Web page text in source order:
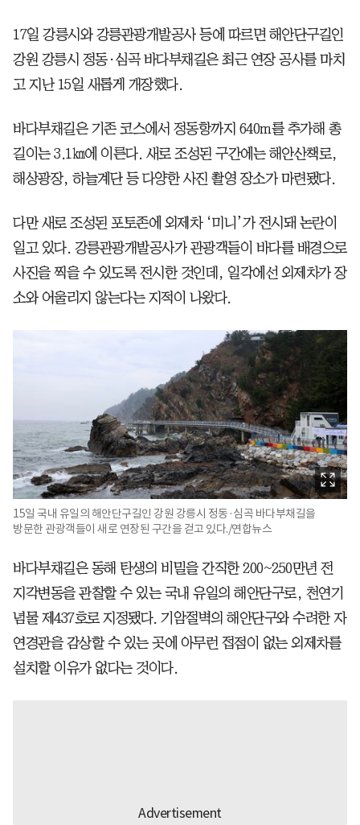
17일 강릉시와 강릉관광개발공사 등에 따르면 해안단구길인
강원 강릉시 정동·심곡 바다부채길은 최근 연장 공사를 마치
고 지난 15일 새롭게 개장했다.
바다부채길은 기존 코스에서 정동항까지 640m를 추가해 총
길이는 3.1㎞에 이른다. 새로 조성된 구간에는 해안산책로,
해상광장, 하늘계단 등 다양한 사진 촬영 장소가 마련됐다.
다만 새로 조성된 포토존에 외제차 ‘미니’가 전시돼 논란이
일고 있다. 강릉관광개발공사가 관광객들이 바다를 배경으로
사진을 찍을 수 있도록 전시한 것인데, 일각에선 외제차가 장
소와 어울리지 않는다는 지적이 나왔다.
15일 국내 유일의 해안단구길인 강원 강릉시 정동·심곡 바다부채길을
방문한 관광객들이 새로 연장된 구간을 걷고 있다./연합뉴스
바다부채길은 동해 탄생의 비밀을 간직한 200~250만년 전
지각변동을 관찰할 수 있는 국내 유일의 해안단구로, 천연기
념물 제437호로 지정됐다. 기암절벽의 해안단구와 수려한 자
연경관을 감상할 수 있는 곳에 아무런 접점이 없는 외제차를
설치할 이유가 없다는 것이다.